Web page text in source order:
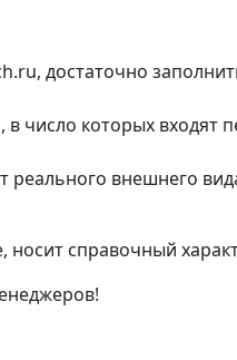
достаточно
которых входят
реального внешнего
носит справочный